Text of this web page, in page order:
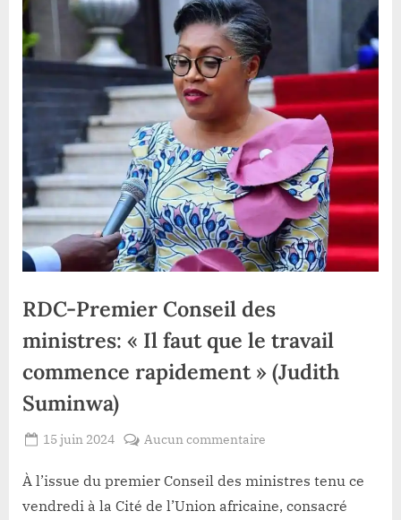
RDC-Premier Conseil des
ministres: « Il faut que le travail
commence rapidement » (Judith
Suminwa)
Posted
15 juin 2024
Lacloche
Aucun commentaire
Premier
Conseil
À l’issue du premier Conseil des ministres tenu ce
vendredi à la Cité de l’Union africaine, consacré